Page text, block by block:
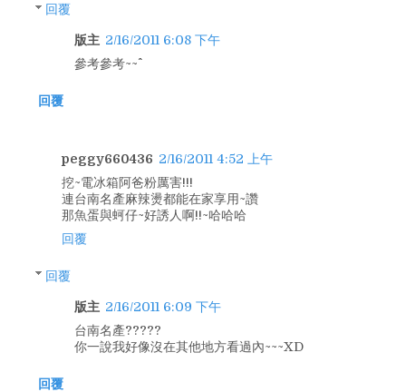
回覆
版主 2/16/2011 6:08 下午
參考參考~~^^
回覆
peggy660436 2/16/2011 4:52 上午
挖~電冰箱阿爸粉厲害!!!
連台南名產麻辣燙都能在家享用~讚
那魚蛋與蚵仔~好誘人啊!!~哈哈哈
回覆
回覆
版主 2/16/2011 6:09 下午
台南名產?????
你一說我好像沒在其他地方看過內~~~XD
回覆